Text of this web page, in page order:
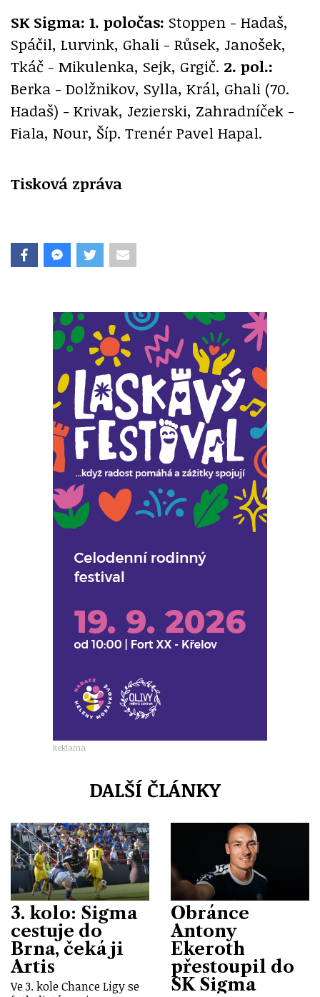
SK Sigma: 1. poločas: Stoppen - Hadaš,
Spáčil, Lurvink, Ghali - Růsek, Janošek,
Tkáč - Mikulenka, Sejk, Grgič. 2. pol.:
Berka - Dolžnikov, Sylla, Král, Ghali (70.
Hadaš) - Krivak, Jezierski, Zahradníček -
Fiala, Nour, Šíp. Trenér Pavel Hapal.
Tisková zpráva
Reklama
DALŠÍ ČLÁNKY
3. kolo: Sigma
cestuje do
Brna, čeká ji
Artis
Ve 3. kole Chance Ligy se
Obránce
Antony
Ekeroth
přestoupil do
SK Sigma